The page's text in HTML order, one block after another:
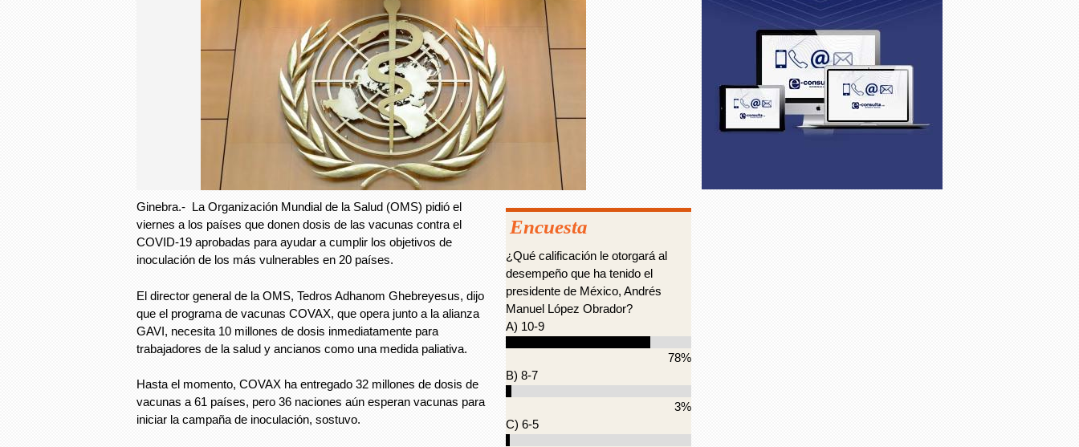
Ginebra.- La Organización Mundial de la Salud (OMS) pidió el
viernes a los países que donen dosis de las vacunas contra el
COVID-19 aprobadas para ayudar a cumplir los objetivos de
inoculación de los más vulnerables en 20 países.
El director general de la OMS, Tedros Adhanom Ghebreyesus, dijo
que el programa de vacunas COVAX, que opera junto a la alianza
GAVI, necesita 10 millones de dosis inmediatamente para
trabajadores de la salud y ancianos como una medida paliativa.
Hasta el momento, COVAX ha entregado 32 millones de dosis de
vacunas a 61 países, pero 36 naciones aún esperan vacunas para
iniciar la campaña de inoculación, sostuvo.
Encuesta
¿Qué calificación le otorgará al
desempeño que ha tenido el
presidente de México, Andrés
Manuel López Obrador?
A) 10-9
78%
B) 8-7
3%
C) 6-5